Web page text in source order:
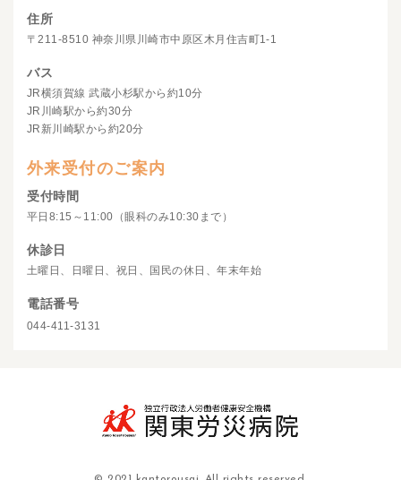
住所
〒211-8510 神奈川県川崎市中原区木月住吉町1-1
バス
JR横須賀線 武蔵小杉駅から約10分
JR川崎駅から約30分
JR新川崎駅から約20分
外来受付のご案内
受付時間
平日8:15～11:00（眼科のみ10:30まで）
休診日
土曜日、日曜日、祝日、国民の休日、年末年始
電話番号
044-411-3131